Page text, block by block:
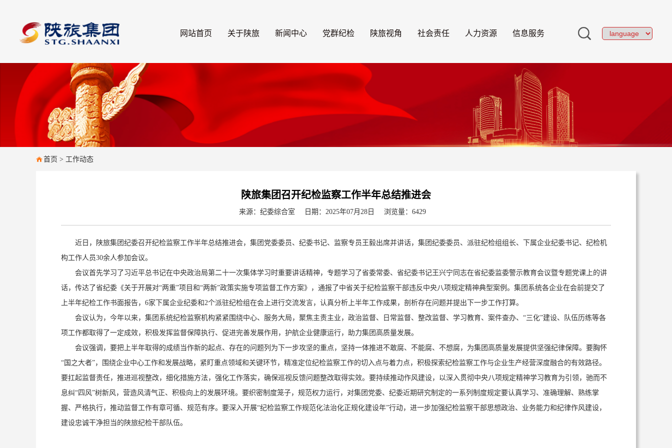
网站首页 关于陕旅 新闻中心 党群纪检 陕旅视角 社会责任 人力资源 信息服务
首页 > 工作动态
陕旅集团召开纪检监察工作半年总结推进会
来源：纪委综合室 日期：2025年07月28日 浏览量：6429
近日，陕旅集团纪委召开纪检监察工作半年总结推进会，集团党委委员、纪委书记、监察专员王毅出席并讲话，集团纪委委员、派驻纪检组组长、下属企业纪委书记、纪检机
构工作人员30余人参加会议。
会议首先学习了习近平总书记在中央政治局第二十一次集体学习时重要讲话精神，专题学习了省委常委、省纪委书记王兴宁同志在省纪委监委警示教育会议暨专题党课上的讲
话，传达了省纪委《关于开展对“两重”项目和“两新”政策实施专项监督工作方案》，通报了中省关于纪检监察干部违反中央八项规定精神典型案例。集团系统各企业在会前提交了
上半年纪检工作书面报告，6家下属企业纪委和2个派驻纪检组在会上进行交流发言，认真分析上半年工作成果，剖析存在问题并提出下一步工作打算。
会议认为，今年以来，集团系统纪检监察机构紧紧围绕中心、服务大局，聚焦主责主业，政治监督、日常监督、整改监督、学习教育、案件查办、“三化”建设、队伍历练等各
项工作都取得了一定成效，积极发挥监督保障执行、促进完善发展作用，护航企业健康运行，助力集团高质量发展。
会议强调，要把上半年取得的成绩当作新的起点、存在的问题列为下一步攻坚的重点，坚持一体推进不敢腐、不能腐、不想腐，为集团高质量发展提供坚强纪律保障。要胸怀
“国之大者”，围绕企业中心工作和发展战略，紧盯重点领域和关键环节，精准定位纪检监察工作的切入点与着力点，积极探索纪检监察工作与企业生产经营深度融合的有效路径。
要扛起监督责任，推进巡视整改，细化措施方法，强化工作落实，确保巡视反馈问题整改取得实效。要持续推动作风建设，以深入贯彻中央八项规定精神学习教育为引领，驰而不
息纠“四风”树新风，营造风清气正、积极向上的发展环境。要织密制度笼子，规范权力运行，对集团党委、纪委近期研究制定的一系列制度规定要认真学习、准确理解、熟练掌
握、严格执行，推动监督工作有章可循、规范有序。要深入开展“纪检监察工作规范化法治化正规化建设年”行动，进一步加强纪检监察干部思想政治、业务能力和纪律作风建设，
建设忠诚干净担当的陕旅纪检干部队伍。